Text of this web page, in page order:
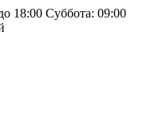
18:00 Суббота: 09:00